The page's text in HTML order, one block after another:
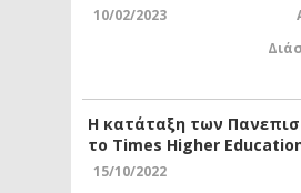
10/02/2023
Η κατάταξη των
το Times Higher
15/10/2022